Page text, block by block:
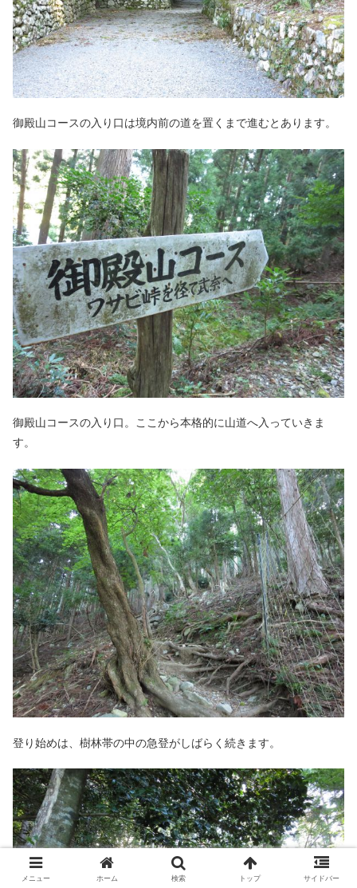
御殿山コースの入り口は境内前の道を置くまで進むとあります。
御殿山コースの入り口。ここから本格的に山道へ入っていきま
す。
登り始めは、樹林帯の中の急登がしばらく続きます。
メニュー ホーム 検索 トップ サイドバー